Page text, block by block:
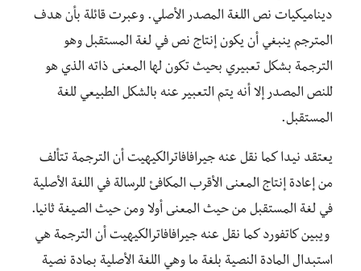
ديناميكيات نص اللغة المصدر الأصلي. وعبرت قائلة بأن هدف
المترجم ينبغي أن يكون إنتاج نص في لغة المستقبل وهو
الترجمة بشكل تعبيري بحيث تكون لها المعنى ذاته الذي هو
للنص المصدر إلا أنه يتم التعبير عنه بالشكل الطبيعي للغة
المستقبل.
يعتقد نيدا كما نقل عنه جيرافافاترالكيهيت أن الترجمة تتألف
من إعادة إنتاج المعنى الأقرب المكافئ للرسالة في اللغة الأصلية
في لغة المستقبل من حيث المعنى أولا ومن حيث الصيغة ثانيا.
ويبين كاتفورد كما نقل عنه جيرافافاترالكيهيت أن الترجمة هي
استبدال المادة النصية بلغة ما وهي اللغة الأصلية بمادة نصية